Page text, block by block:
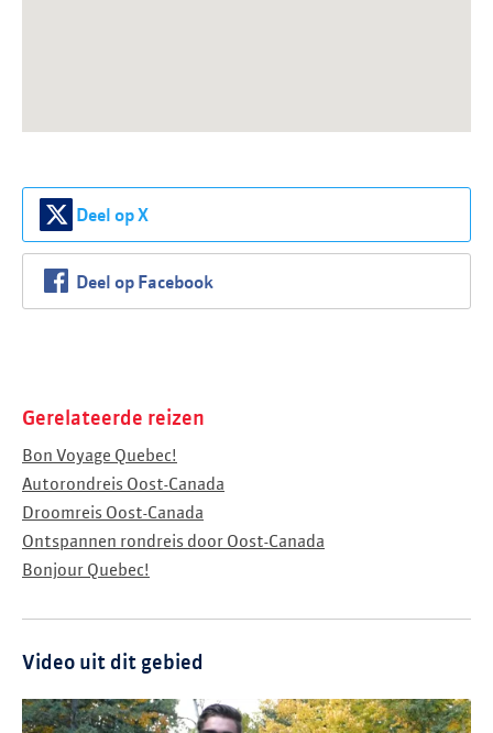
Deel op X
Deel op Facebook
Gerelateerde reizen
Bon Voyage Quebec!
Autorondreis Oost-Canada
Droomreis Oost-Canada
Ontspannen rondreis door Oost-Canada
Bonjour Quebec!
Video uit dit gebied